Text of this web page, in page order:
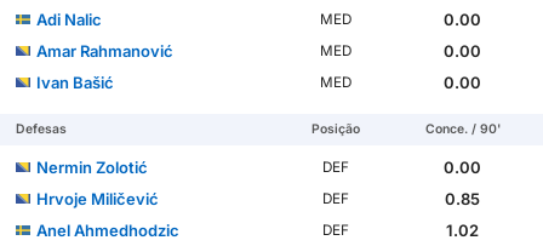
Adi Nalic
MED
0.00
Amar Rahmanović
MED
0.00
Ivan Bašić
MED 0.00
Defesas Posição Conce. / 90'
Nermin Zolotić DEF
0.00
Hrvoje Miličević
DEF
0.85
Anel Ahmedhodzic
DEF
1.02